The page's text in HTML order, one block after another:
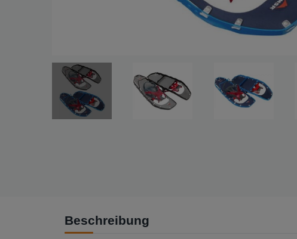
Beschreibung